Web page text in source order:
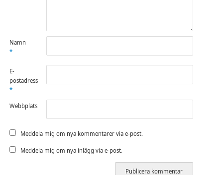
Namn
*
E-
postadress
*
Webbplats
Meddela mig om nya kommentarer via e-post.
Meddela mig om nya inlägg via e-post.